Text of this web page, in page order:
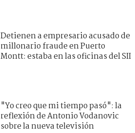
Detienen a empresario acusado de
millonario fraude en Puerto
Montt: estaba en las oficinas del SII
"Yo creo que mi tiempo pasó": la
reflexión de Antonio Vodanovic
sobre la nueva televisión